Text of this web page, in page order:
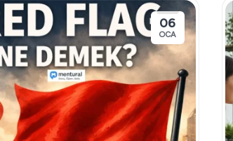
06
OCA